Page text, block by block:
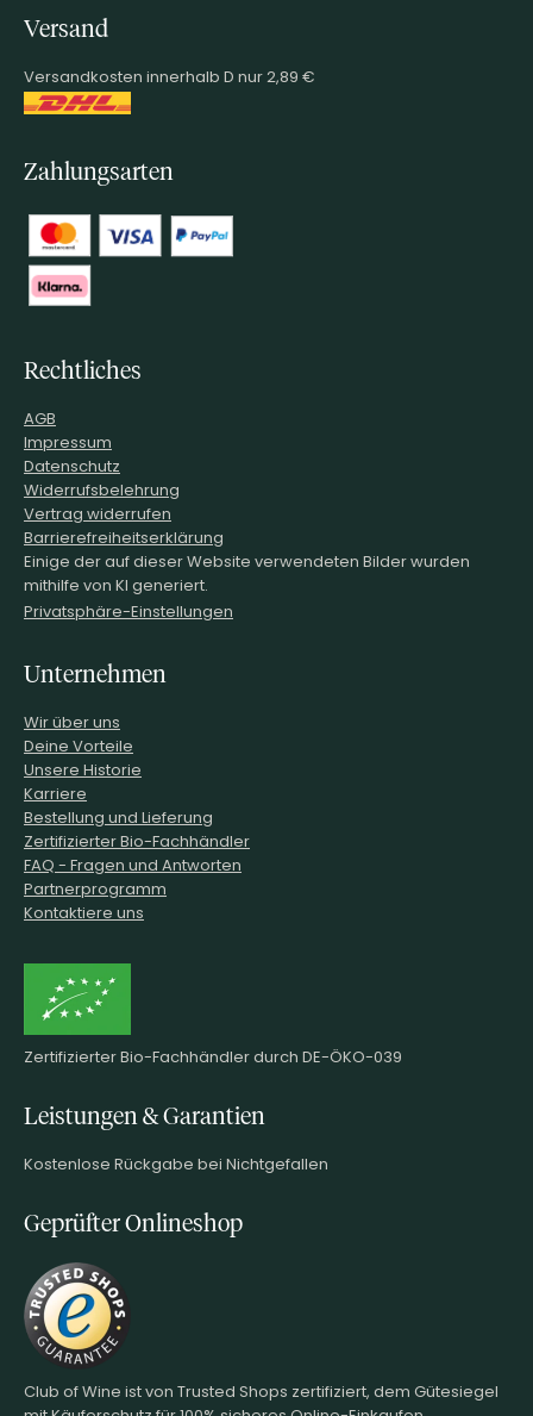
Versand
Versandkosten innerhalb D nur 2,89 €
Zahlungsarten
Rechtliches
AGB
Impressum
Datenschutz
Widerrufsbelehrung
Vertrag widerrufen
Barrierefreiheitserklärung
Einige der auf dieser Website verwendeten Bilder wurden
mithilfe von KI generiert.
Privatsphäre-Einstellungen
Unternehmen
Wir über uns
Deine Vorteile
Unsere Historie
Karriere
Bestellung und Lieferung
Zertifizierter Bio-Fachhändler
FAQ - Fragen und Antworten
Partnerprogramm
Kontaktiere uns
Zertifizierter Bio-Fachhändler durch DE-ÖKO-039
Leistungen & Garantien
Kostenlose Rückgabe bei Nichtgefallen
Geprüfter Onlineshop
Club of Wine ist von Trusted Shops zertifiziert, dem Gütesiegel